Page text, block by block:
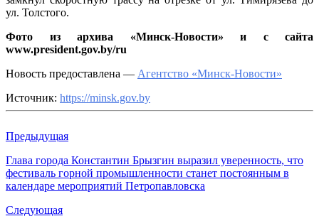
ул. Толстого.
Фото из архива «Минск-Новости» и с сайта
www.president.gov.by/ru
Новость предоставлена — Агентство «Минск-Новости»
Источник: https://minsk.gov.by
Предыдущая
Глава города Константин Брызгин выразил уверенность, что
фестиваль горной промышленности станет постоянным в
календаре мероприятий Петропавловска
Следующая